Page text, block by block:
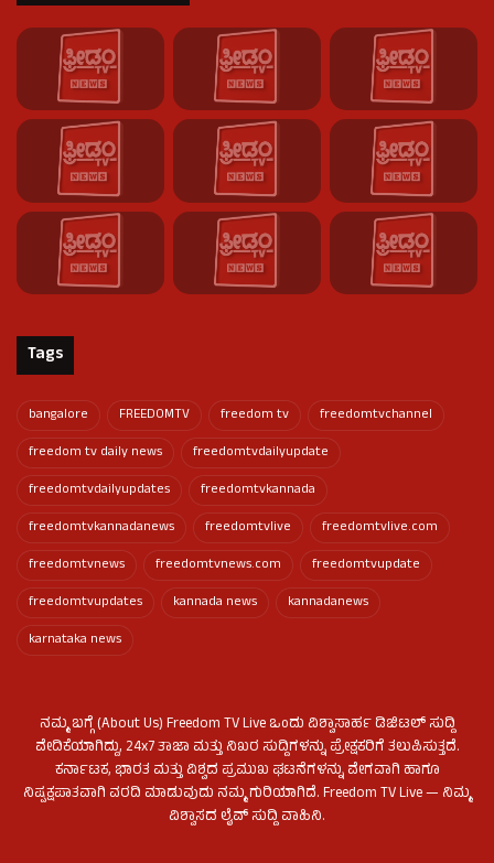
Tags
bangalore FREEDOMTV freedom tv
freedomtvchannel
freedom tv daily news
freedomtvdailyupdate
freedomtvdailyupdates
freedomtvkannada
freedomtvkannadanews
freedomtvlive
freedomtvlive.com
freedomtvnews
freedomtvnews.com
freedomtvupdate
freedomtvupdates
kannada news
kannadanews
karnataka news
ನಮ್ಮ ಬಗ್ಗೆ (About Us) Freedom TV Live ಒಂದು ವಿಶ್ವಾಸಾರ್ಹ ಡಿಜಿಟಲ್ ಸುದ್ದಿ
ವೇದಿಕೆಯಾಗಿದ್ದು, 24x7 ತಾಜಾ ಮತ್ತು ನಿಖರ ಸುದ್ದಿಗಳನ್ನು ಪ್ರೇಕ್ಷಕರಿಗೆ ತಲುಪಿಸುತ್ತದೆ.
ಕರ್ನಾಟಕ, ಭಾರತ ಮತ್ತು ವಿಶ್ವದ ಪ್ರಮುಖ ಘಟನೆಗಳನ್ನು ವೇಗವಾಗಿ ಹಾಗೂ
ನಿಷ್ಪಕ್ಷಪಾತವಾಗಿ ವರದಿ ಮಾಡುವುದು ನಮ್ಮ ಗುರಿಯಾಗಿದೆ. Freedom TV Live — ನಿಮ್ಮ
ವಿಶ್ವಾಸದ ಲೈವ್ ಸುದ್ದಿ ವಾಹಿನಿ.